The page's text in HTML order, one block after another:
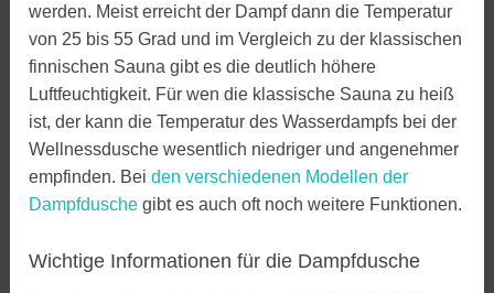
werden. Meist erreicht der Dampf dann die Temperatur
von 25 bis 55 Grad und im Vergleich zu der klassischen
finnischen Sauna gibt es die deutlich höhere
Luftfeuchtigkeit. Für wen die klassische Sauna zu heiß
ist, der kann die Temperatur des Wasserdampfs bei der
Wellnessdusche wesentlich niedriger und angenehmer
empfinden. Beiden verschiedenen Modellen der
Dampfdusche gibt es auch oft noch weitere Funktionen.
Wichtige Informationen für die Dampfdusche